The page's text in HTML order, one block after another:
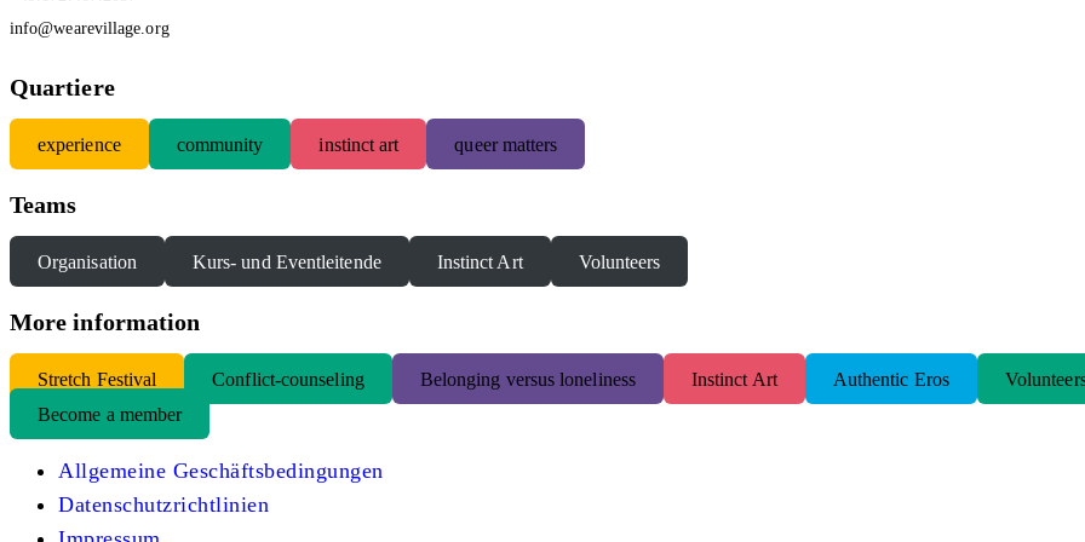
info@wearevillage.org
Quartiere
experience community instinct art queer matters
Teams
Organisation Kurs- und Eventleitende Instinct Art Volunteers
More information
Stretch Festival Conflict-counseling Belonging versus loneliness Instinct Art Authentic Eros
Become a member
Allgemeine Geschäftsbedingungen
Datenschutzrichtlinien